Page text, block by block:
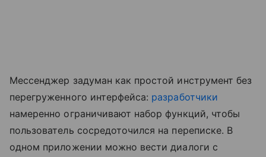
Мессенджер задуман как простой инструмент без
перегруженного интерфейса: разработчики
намеренно ограничивают набор функций, чтобы
пользователь сосредоточился на переписке. В
одном приложении можно вести диалоги с